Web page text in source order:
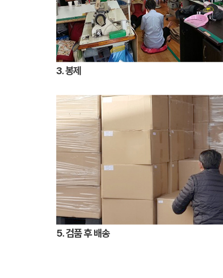
3. 봉제
5. 검품 후 배송